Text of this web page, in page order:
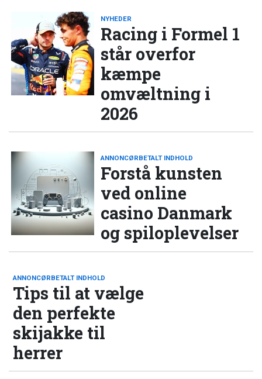
NYHEDER
Racing i Formel 1
står overfor
kæmpe
omvæltning i
2026
ANNONCØRBETALT INDHOLD
Forstå kunsten
ved online
casino Danmark
og spiloplevelser
ANNONCØRBETALT INDHOLD
Tips til at vælge
den perfekte
skijakke til
herrer